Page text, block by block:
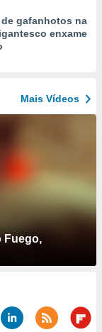
gafanhotos na
enxame
Mais Vídeos
Fuego,